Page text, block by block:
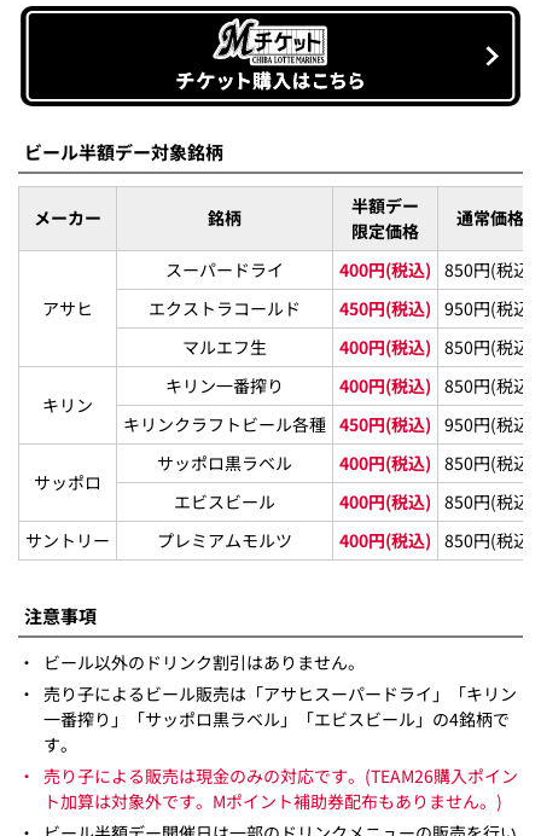
ビール半額デー対象銘柄
メーカー 銘柄
半額デー
限定価格
通常価格
アサヒ
スーパードライ 400円(税込) 850円(税込)
エクストラコールド
450円(税込) 950円(税込)
マルエフ生
400円(税込) 850円(税込)
キリン
キリン一番搾り 400円(税込) 850円(税込)
キリンクラフトビール各種 450円(税込) 950円(税込)
サッポロ
サッポロ黒ラベル 400円(税込) 850円(税込)
エビスビール
400円(税込) 850円(税込)
サントリー
プレミアムモルツ 400円(税込) 850円(税込)
注意事項
・
ビール以外のドリンク割引はありません。
・
売り子によるビール販売は「アサヒスーパードライ」「キリン
一番搾り」「サッポロ黒ラベル」「エビスビール」の4銘柄で
す。
・
売り子による販売は現金のみの対応です。(TEAM26購入ポイン
ト加算は対象外です。Mポイント補助券配布もありません。)